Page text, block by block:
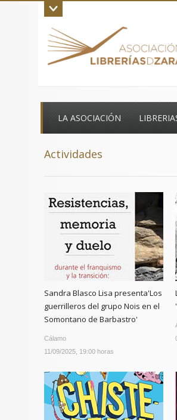
Inicio La asociación Aviso legal
LA ASOCIACIÓN
Actividades
Sandra Blasco Lisa presenta'Los
guerrilleros del grupo Nois en el
Somontano de Barbastro'
Cálamo
11/09/2025, 19:00 horas